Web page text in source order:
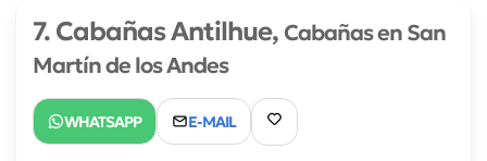
7. Cabañas Antilhue, Cabañas en San
Martín de los Andes